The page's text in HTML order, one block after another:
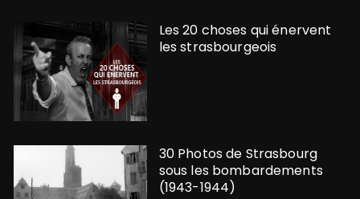
Les 20 choses qui énervent
les strasbourgeois
30 Photos de Strasbourg
sous les bombardements
(1943-1944)